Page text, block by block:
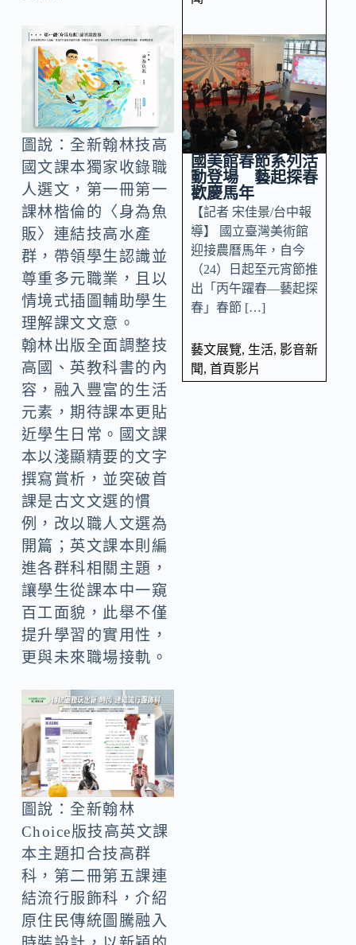
圖說：全新翰林技高
國文課本獨家收錄職
人選文，第一冊第一
課林楷倫的〈身為魚
販〉連結技高水產
群，帶領學生認識並
尊重多元職業，且以
情境式插圖輔助學生
理解課文文意。
翰林出版全面調整技
高國、英教科書的內
容，融入豐富的生活
元素，期待課本更貼
近學生日常。國文課
本以淺顯精要的文字
撰寫賞析，並突破首
課是古文文選的慣
例，改以職人文選為
開篇；英文課本則編
進各群科相關主題，
讓學生從課本中一窺
百工面貌，此舉不僅
提升學習的實用性，
更與未來職場接軌。
圖說：全新翰林
Choice版技高英文課
本主題扣合技高群
科，第二冊第五課連
結流行服飾科，介紹
原住民傳統圖騰融入
國美館春節系列活
動登場 藝起探春
歡慶馬年
【記者 宋佳景/台中報
導】 國立臺灣美術館
迎接農曆馬年，自今
（24）日起至元宵節推
出「丙午躍春—藝起探
春」春節 […]
藝文展覽, 生活, 影音新
聞, 首頁影片